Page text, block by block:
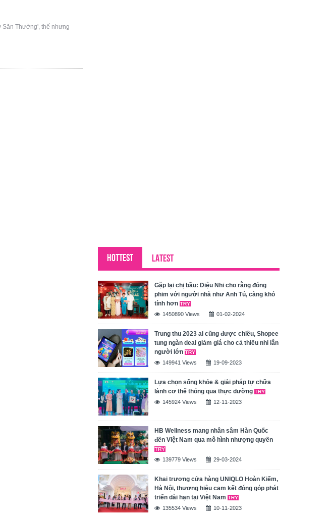
Săn Thưởng', thế nhưng
HOTTEST LATEST
Gặp lại chị bầu: Diệu Nhi cho rằng đóng
phim với người nhà như Anh Tú, càng khó
tính hơn
1450890 Views 01-02-2024
Trung thu 2023 ai cũng được chiều, Shopee
tung ngàn deal giảm giá cho cả thiếu nhi lẫn
người lớn
149941 Views 19-09-2023
Lựa chọn sống khỏe & giải pháp tự chữa
lành cơ thể thông qua thực dưỡng
145924 Views 12-11-2023
HB Wellness mang nhân sâm Hàn Quốc
đến Việt Nam qua mô hình nhượng quyền
139779 Views 29-03-2024
Khai trương cửa hàng UNIQLO Hoàn Kiếm,
Hà Nội, thương hiệu cam kết đóng góp phát
triển dài hạn tại Việt Nam
135534 Views 10-11-2023